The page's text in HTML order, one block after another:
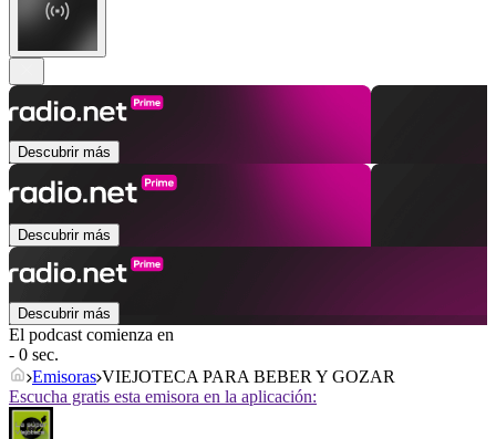
Descubrir más
Descubrir más
Descubrir más
El podcast comienza en
- 0 sec.
Emisoras VIEJOTECA PARA BEBER Y GOZAR
Escucha gratis esta emisora en la aplicación: